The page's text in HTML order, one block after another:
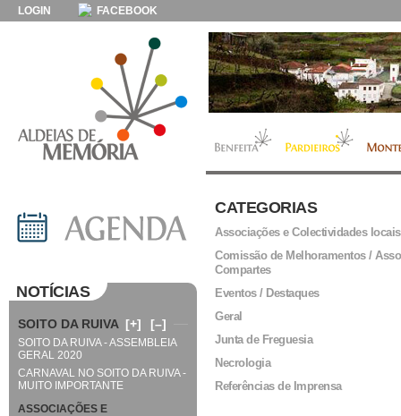
LOGIN FACEBOOK
CATEGORIAS
Associações e Colectividades locais
Comissão de Melhoramentos /
Compartes
Eventos / Destaques
Geral
Junta de Freguesia
Necrologia
Referências de Imprensa
NOTÍCIAS
SOITO DA RUIVA [+] [–]
SOITO DA RUIVA - ASSEMBLEIA
GERAL 2020
CARNAVAL NO SOITO DA RUIVA -
MUITO IMPORTANTE
ASSOCIAÇÕES E